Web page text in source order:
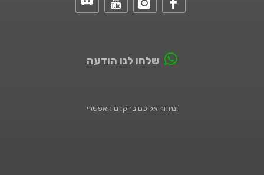
שלחו לנו הודעה
ונחזור אליכם בהקדם האפשרי